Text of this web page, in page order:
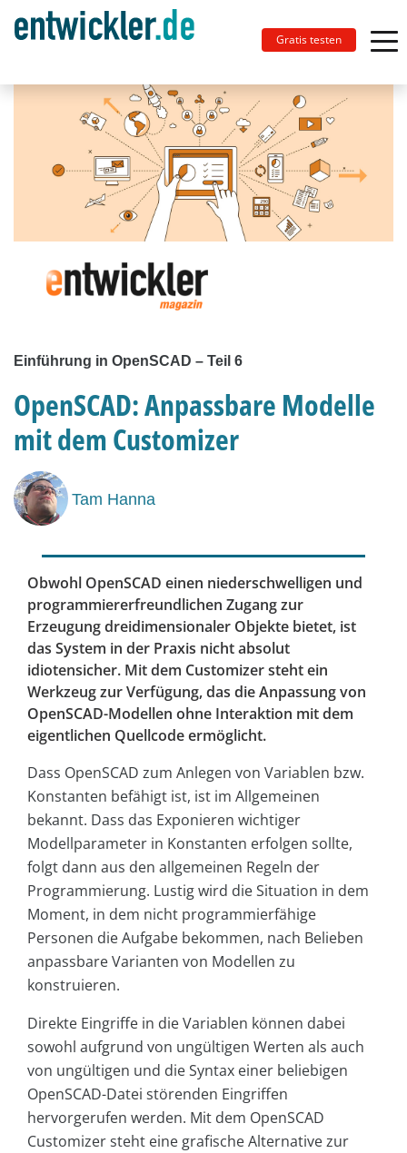
Gratis testen
Einführung in OpenSCAD – Teil 6
OpenSCAD: Anpassbare Modelle
mit dem Customizer
Tam Hanna
Obwohl OpenSCAD einen niederschwelligen und
programmiererfreundlichen Zugang zur
Erzeugung dreidimensionaler Objekte bietet, ist
das System in der Praxis nicht absolut
idiotensicher. Mit dem Customizer steht ein
Werkzeug zur Verfügung, das die Anpassung von
OpenSCAD-Modellen ohne Interaktion mit dem
eigentlichen Quellcode ermöglicht.
Dass OpenSCAD zum Anlegen von Variablen bzw.
Konstanten befähigt ist, ist im Allgemeinen
bekannt. Dass das Exponieren wichtiger
Modellparameter in Konstanten erfolgen sollte,
folgt dann aus den allgemeinen Regeln der
Programmierung. Lustig wird die Situation in dem
Moment, in dem nicht programmierfähige
Personen die Aufgabe bekommen, nach Belieben
anpassbare Varianten von Modellen zu
konstruieren.
Direkte Eingriffe in die Variablen können dabei
sowohl aufgrund von ungültigen Werten als auch
von ungültigen und die Syntax einer beliebigen
OpenSCAD-Datei störenden Eingriffen
hervorgerufen werden. Mit dem OpenSCAD
Customizer steht eine grafische Alternative zur